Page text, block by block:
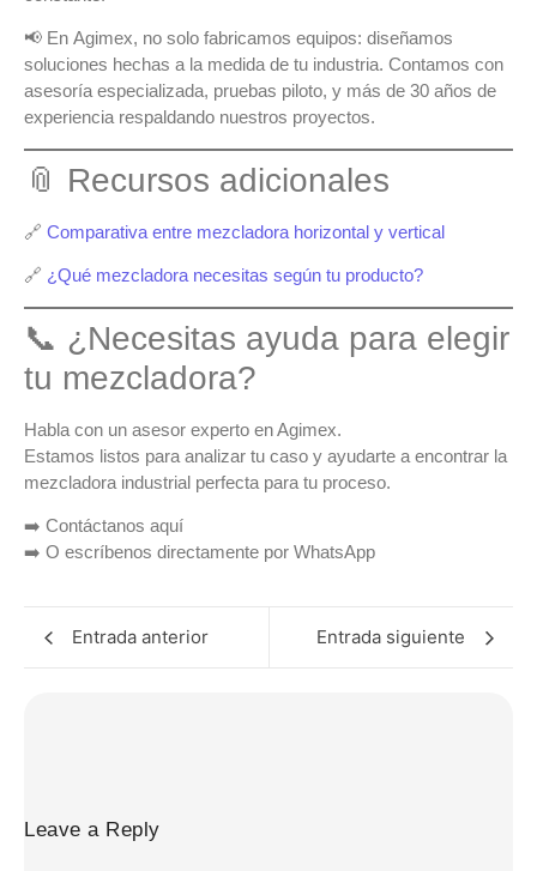
📢 En Agimex, no solo fabricamos equipos: diseñamos
soluciones hechas a la medidade tu industria. Contamos con
asesoría especializada, pruebas piloto, y más de 30 años de
experiencia respaldando nuestros proyectos.
📎 Recursos adicionales
🔗 Comparativa entre mezcladora horizontal y vertical
🔗 ¿Qué mezcladora necesitas según tu producto?
📞 ¿Necesitas ayuda para elegir
tu mezcladora?
Habla con un asesor experto en Agimex.
Estamos listos para analizar tu caso y ayudarte a encontrar la
mezcladora industrial perfecta para tu proceso.
➡️ Contáctanos aquí
➡️ O escríbenos directamente por WhatsApp
Entrada anterior Entrada siguiente
Leave a Reply